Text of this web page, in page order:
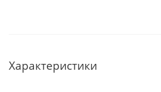
Характеристики